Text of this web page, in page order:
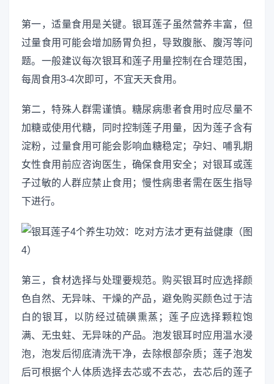
第一，适量食用是关键。银耳莲子虽然营养丰富，但
过量食用可能会增加肠胃负担，导致腹胀、腹泻等问
题。一般建议每次银耳和莲子用量控制在合理范围，
每周食用3-4次即可，不宜天天食用。
第二，特殊人群需谨慎。糖尿病患者食用时应尽量不
加糖或使用代糖，同时控制莲子用量，因为莲子含有
淀粉，过量食用可能会影响血糖稳定；孕妇、哺乳期
女性食用前应咨询医生，确保食用安全；对银耳或莲
子过敏的人群应禁止食用；慢性病患者需在医生指导
下进行。
第三，食材选择与处理要规范。购买银耳时应选择颜
色自然、无异味、干燥的产品，避免购买颜色过于洁
白的银耳，以防经过硫磺熏蒸；莲子应选择颗粒饱
满、无虫蛀、无异味的产品。泡发银耳时应用温水浸
泡，泡发后彻底清洗干净，去除根部杂质；莲子泡发
后可根据个人体质选择去芯或不去芯，去芯后的莲子